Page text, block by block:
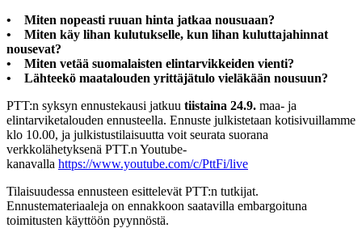
• Miten nopeasti ruuan hinta jatkaa nousuaan?
• Miten käy lihan kulutukselle, kun lihan kuluttajahinnat
nousevat?
• Miten vetää suomalaisten elintarvikkeiden vienti?
• Lähteekö maatalouden yrittäjätulo vieläkään nousuun?
PTT:n syksyn ennustekausi jatkuu tiistaina 24.9. maa- ja
elintarviketalouden ennusteella. Ennuste julkistetaan kotisivuillamme
klo 10.00, ja julkistustilaisuutta voit seurata suorana
verkkolähetyksenä PTT.n Youtube-
kanavalla https://www.youtube.com/c/PttFi/live
Tilaisuudessa ennusteen esittelevät PTT:n tutkijat.
Ennustemateriaaleja on ennakkoon saatavilla embargoituna
toimitusten käyttöön pyynnöstä.